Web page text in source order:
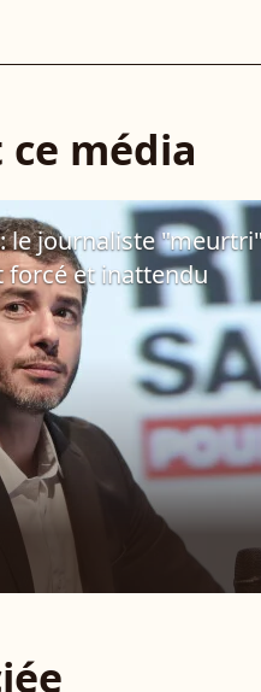
média
le journaliste
forcé et inattendu